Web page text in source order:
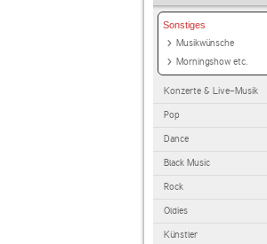
Sonstiges
Musikwünsche
Morningshow etc.
Konzerte & Live-Musik
Pop
Dance
Black Music
Rock
Oldies
Künstler